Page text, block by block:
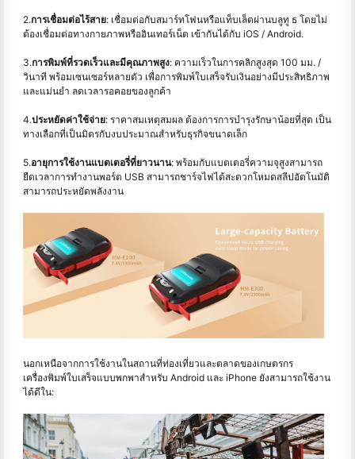
2.การเชื่อมต่อไร้สาย: เชื่อมต่อกับสมาร์ทโฟนหรือแท็บเล็ตผ่านบลูทู ธ โดยไม่
ต้องเชื่อมต่อทางกายภาพหรืออินเทอร์เน็ต เข้ากันได้กับ iOS / Android.
3.การพิมพ์ที่รวดเร็วและมีคุณภาพสูง: ความเร็วในการคลิกสูงสุด 100 มม. /
วินาที พร้อมเซนเซอร์หลายตัว เพื่อการพิมพ์ใบเสร็จรับเงินอย่างมีประสิทธิภาพ
และแม่นยำ ลดเวลารอคอยของลูกค้า
4.ประหยัดค่าใช้จ่าย: ราคาสมเหตุสมผล ต้องการการบำรุงรักษาน้อยที่สุด เป็น
ทางเลือกที่เป็นมิตรกับงบประมาณสำหรับธุรกิจขนาดเล็ก
5.อายุการใช้งานแบตเตอรี่ที่ยาวนาน: พร้อมกับแบตเตอรี่ความจุสูงสามารถ
ยืดเวลาการทำงานพอร์ต USB สามารถชาร์จไฟได้สะดวกโหมดสลีปอัตโนมัติ
สามารถประหยัดพลังงาน
นอกเหนือจากการใช้งานในสถานที่ท่องเที่ยวและตลาดของเกษตรกร
เครื่องพิมพ์ใบเสร็จแบบพกพาสำหรับ Android และ iPhone ยังสามารถใช้งาน
ได้ดีใน: